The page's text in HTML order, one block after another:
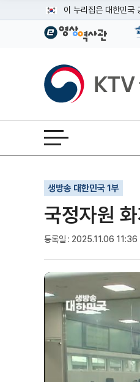
이 누리집은 대한민국
공식 누리집 주소 확
이밖에 or.kr 또는 .kr등
운영중인 공식 누리집
KTV국민방송
전체메뉴 열기
생방송 대한민국 1부
국정자원
등록일 : 2025.11.06 11:36
기사인쇄
글자확대
글자축소